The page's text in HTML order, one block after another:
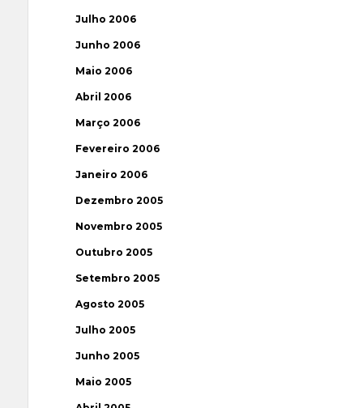
Julho 2006
Junho 2006
Maio 2006
Abril 2006
Março 2006
Fevereiro 2006
Janeiro 2006
Dezembro 2005
Novembro 2005
Outubro 2005
Setembro 2005
Agosto 2005
Julho 2005
Junho 2005
Maio 2005